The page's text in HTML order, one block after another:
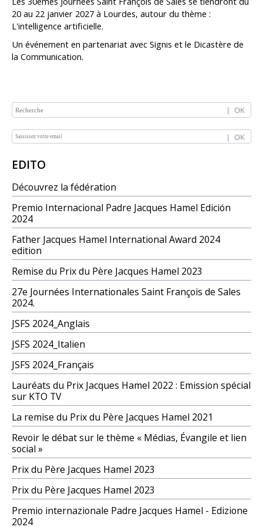
NAVIGATION
EDITO
Découvrez la fédération
Premio Internacional Padre Jacques Hamel Edición
2024
Father Jacques Hamel International Award 2024
edition
Remise du Prix du Père Jacques Hamel 2023
27e Journées Internationales Saint François de Sales
2024.
JSFS 2024_Anglais
JSFS 2024_Italien
JSFS 2024_Français
Lauréats du Prix Jacques Hamel 2022 : Emission spécial
sur KTO TV
La remise du Prix du Père Jacques Hamel 2021
Revoir le débat sur le thème « Médias, Évangile et lien
social »
Prix du Père Jacques Hamel 2023
Prix du Père Jacques Hamel 2023
Premio internazionale Padre Jacques Hamel - Edizione
2024
20 au 22 janvier 2027 à Lourdes, autour du thème :
L'intelligence artificielle.
Un événement en partenariat avec Signis et le Dicastère de
la Communication.